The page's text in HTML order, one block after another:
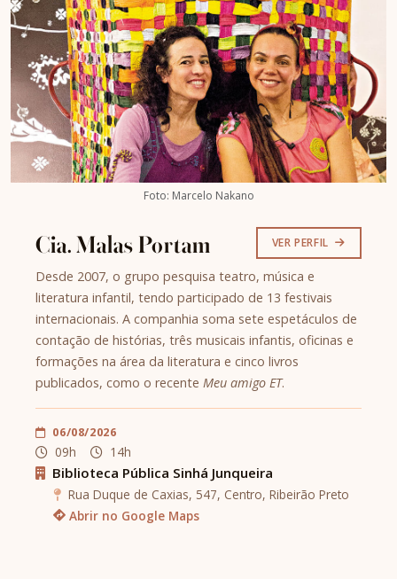
Foto: Marcelo Nakano
Cia. Malas Portam VER PERFIL
Desde 2007, o grupo pesquisa teatro, música e
literatura infantil, tendo participado de 13 festivais
internacionais. A companhia soma sete espetáculos de
contação de histórias, três musicais infantis, oficinas e
formações na área da literatura e cinco livros
publicados, como o recente Meu amigo ET.
06/08/2026
09h 14h
Biblioteca Pública Sinhá Junqueira
Rua Duque de Caxias, 547, Centro, Ribeirão Preto
Abrir no Google Maps